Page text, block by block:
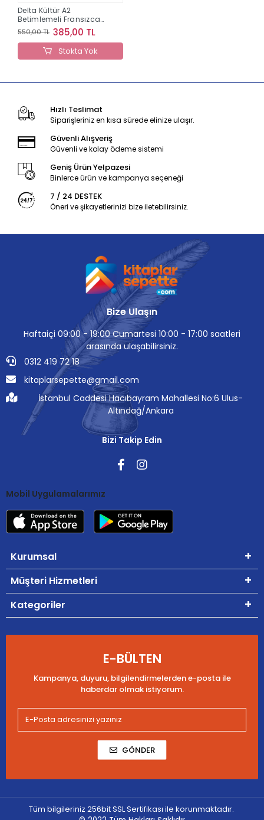
Delta Kültür A2
Betimlemeli Fransızca
Dilbilgisi Alıştırmaları
550,00 TL 385,00 TL
Stokta Yok
Hızlı Teslimat
Siparişleriniz en kısa sürede elinize ulaşır.
Güvenli Alışveriş
Güvenli ve kolay ödeme sistemi
Geniş Ürün Yelpazesi
Binlerce ürün ve kampanya seçeneği
7 / 24 DESTEK
Öneri ve şikayetlerinizi bize iletebilirsiniz.
Bize Ulaşın
Haftaiçi 09:00 - 19:00 Cumartesi 10:00 - 17:00 saatleri
arasında ulaşabilirsiniz.
0312 419 72 18
kitaplarsepette@gmail.com
İstanbul Caddesi Hacıbayram Mahallesi No:6 Ulus-
Altındağ/Ankara
Bizi Takip Edin
Mobil Uygulamalarımız
Kurumsal
Müşteri Hizmetleri
Kategoriler
E-BÜLTEN
Kampanya, duyuru, bilgilendirmelerden e-posta ile
haberdar olmak istiyorum.
GÖNDER
Tüm bilgileriniz 256bit SSL Sertifikası ile korunmaktadır.